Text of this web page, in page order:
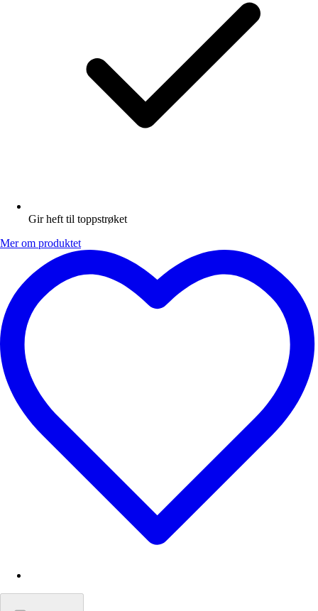
Gir heft til toppstrøket
Mer om produktet